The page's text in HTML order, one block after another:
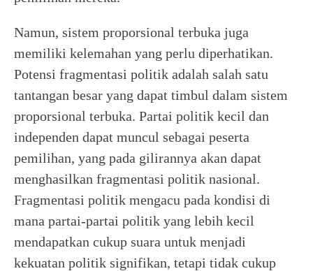
Namun, sistem proporsional terbuka juga
memiliki kelemahan yang perlu diperhatikan.
Potensi fragmentasi politik adalah salah satu
tantangan besar yang dapat timbul dalam sistem
proporsional terbuka. Partai politik kecil dan
independen dapat muncul sebagai peserta
pemilihan, yang pada gilirannya akan dapat
menghasilkan fragmentasi politik nasional.
Fragmentasi politik mengacu pada kondisi di
mana partai-partai politik yang lebih kecil
mendapatkan cukup suara untuk menjadi
kekuatan politik signifikan, tetapi tidak cukup